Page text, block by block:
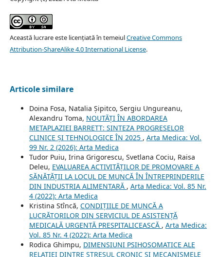
Această lucrare este licențiată în temeiulCreative Commons
Attribution-ShareAlike 4.0 International License.
Articole similare
Doina Fosa, Natalia Șipitco, Sergiu Ungureanu,
Alexandru Toma, NOUTĂȚI ÎN ABORDAREA
METAPLAZIEI BARRETT: SINTEZA PROGRESELOR
CLINICE ȘI TEHNOLOGICE ÎN 2025 , Arta Medica: Vol.
99 Nr. 2 (2026): Arta Medica
Tudor Puiu, Irina Grigorescu, Svetlana Cociu, Raisa
Deleu, EVALUAREA ACTIVITĂȚILOR DE PROMOVARE A
SĂNĂTĂȚII LA LOCUL DE MUNCĂ ÎN ÎNTREPRINDERILE
DIN INDUSTRIA ALIMENTARĂ , Arta Medica: Vol. 85 Nr.
4 (2022): Arta Medica
Kristina Stîncă, CONDIŢIILE DE MUNCĂ A
LUCRĂTORILOR DIN SERVICIUL DE ASISTENȚĂ
MEDICALĂ URGENTĂ PRESPITALICEASCĂ , Arta Medica:
Vol. 85 Nr. 4 (2022): Arta Medica
Rodica Ghimpu, DIMENSIUNI PSIHOSOMATICE ALE
RELAȚIEI DINTRE STRESUL CRONIC ȘI MECANISMELE